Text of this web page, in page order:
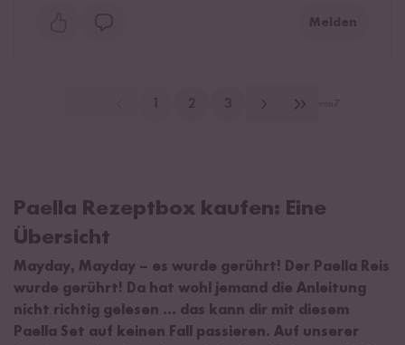
Melden
2 3
Paella Rezeptbox kaufen: Eine
Übersicht
Mayday, Mayday – es wurde gerührt! Der Paella Reis
wurde gerührt! Da hat wohl jemand die Anleitung
nicht richtig gelesen … das kann dir mit diesem
Paella Set auf keinen Fall passieren. Auf unserer